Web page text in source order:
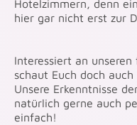
Hotelzimmern, denn
hier gar nicht erst zur
Interessiert an unseren
schaut Euch doch auch
Unsere Erkenntnisse
natürlich gerne auch
einfach!